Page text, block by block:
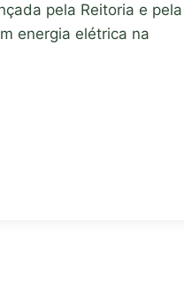
pela Reitoria e pela
energia elétrica na